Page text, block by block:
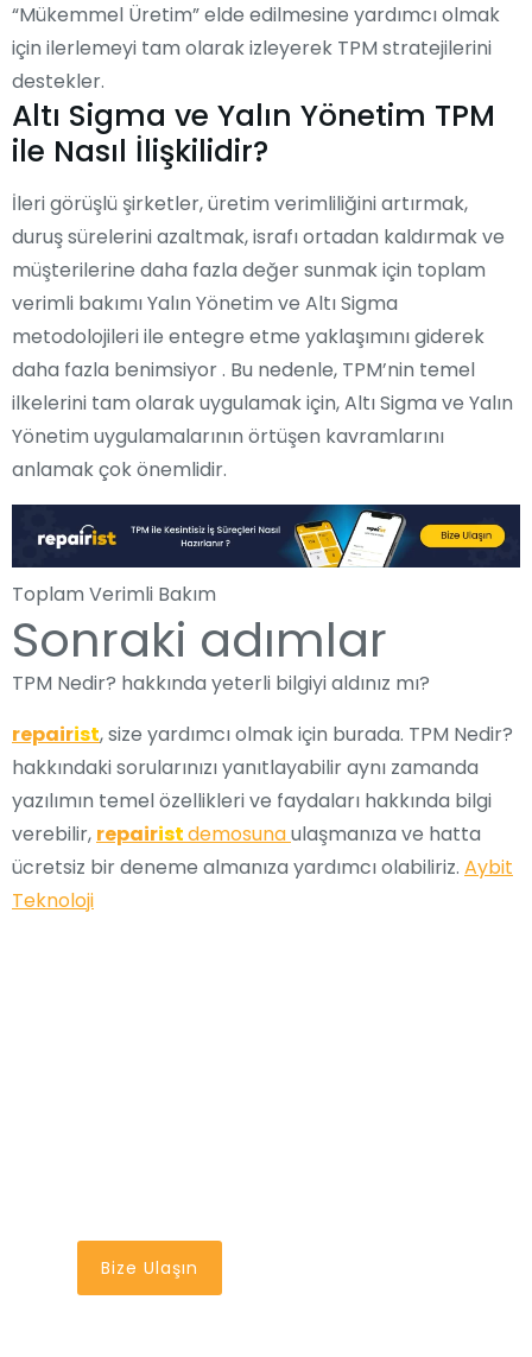
“Mükemmel Üretim” elde edilmesine yardımcı olmak
için ilerlemeyi tam olarak izleyerek TPM stratejilerini
destekler.
Altı Sigma ve Yalın Yönetim TPM
ile Nasıl İlişkilidir?
İleri görüşlü şirketler, üretim verimliliğini artırmak,
duruş sürelerini azaltmak, israfı ortadan kaldırmak ve
müşterilerine daha fazla değer sunmak için toplam
verimli bakımı Yalın Yönetim ve Altı Sigma
metodolojileri ile entegre etme yaklaşımını giderek
daha fazla benimsiyor . Bu nedenle, TPM’nin temel
ilkelerini tam olarak uygulamak için, Altı Sigma ve Yalın
Yönetim uygulamalarının örtüşen kavramlarını
anlamak çok önemlidir.
Toplam Verimli Bakım
Sonraki adımlar
TPM Nedir? hakkında yeterli bilgiyi aldınız mı?
repairist, size yardımcı olmak için burada. TPM Nedir?
hakkındaki sorularınızı yanıtlayabilir aynı zamanda
yazılımın temel özellikleri ve faydaları hakkında bilgi
verebilir, repairistdemosunaulaşmanıza ve hatta
ücretsiz bir deneme almanıza yardımcı olabiliriz. Aybit
Teknoloji
Bize Ulaşın